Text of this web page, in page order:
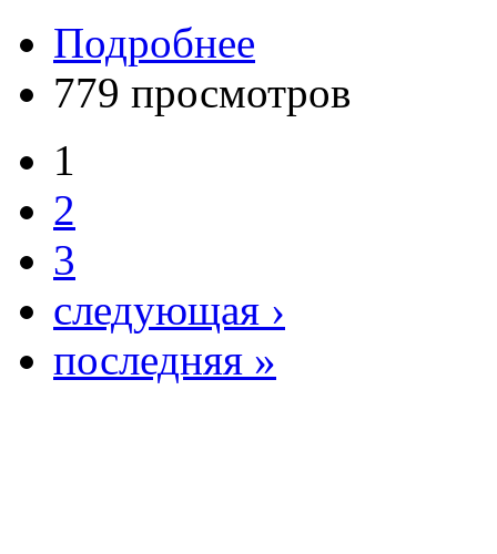
Подробнее
779 просмотров
1
2
3
следующая ›
последняя »